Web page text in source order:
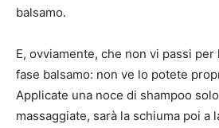
balsamo.
E, ovviamente, che non vi passi
fase balsamo: non ve lo potete
Applicate una noce di shampoo
massaggiate, sarà la schiuma poi a